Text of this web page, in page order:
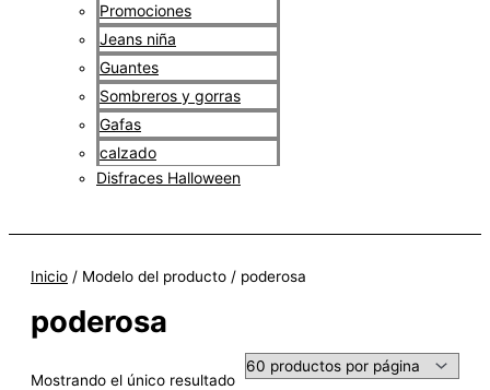
Promociones
Jeans niña
Guantes
Sombreros y gorras
Gafas
calzado
Disfraces Halloween
Inicio / Modelo del producto / poderosa
poderosa
Mostrando el único resultado